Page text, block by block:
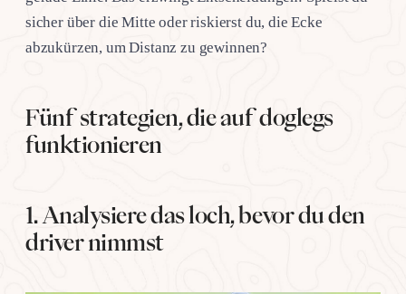
sicher über die Mitte oder riskierst du, die Ecke
abzukürzen, um Distanz zu gewinnen?
Fünf strategien, die auf doglegs
funktionieren
1. Analysiere das loch, bevor du den
driver nimmst